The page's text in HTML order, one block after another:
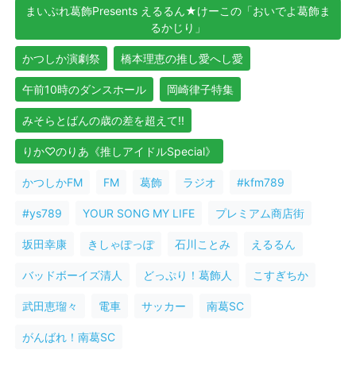
まいぷれ葛飾Presents えるるん★けーこの「おいでよ葛飾ま
るかじり」
かつしか演劇祭 橋本理恵の推し愛へし愛
午前10時のダンスホール 岡崎律子特集
みそらとばんの歳の差を超えて!!
りか♡のりあ《推しアイドルSpecial》
かつしかFM FM 葛飾 ラジオ #kfm789
#ys789 YOUR SONG MY LIFE プレミアム商店街
坂田幸康 きしゃぽっぽ 石川ことみ えるるん
バッドボーイズ清人 どっぷり！葛飾人 こすぎちか
武田恵瑠々 電車 サッカー 南葛SC
がんばれ！南葛SC